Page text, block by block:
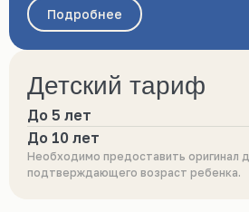
Подробнее
Детский тариф
До 5 лет
До 10 лет
Необходимо предоставить оригинал
подтверждающего возраст ребенка.